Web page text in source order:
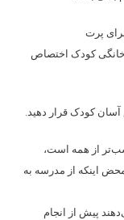
پرت
خانگی کودک اختصاص
کودک قرار دهید.
از همه است،
اینکه از مدرسه به
پیش از انجام